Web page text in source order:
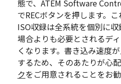
態で、ATEM Software
でRECボタンを押します。
ISO収録は全系統を個別に
場合よりも必要とされるデ
くなります。書き込み速度
するため、そのあたりが心
クをご用意されることをお勧